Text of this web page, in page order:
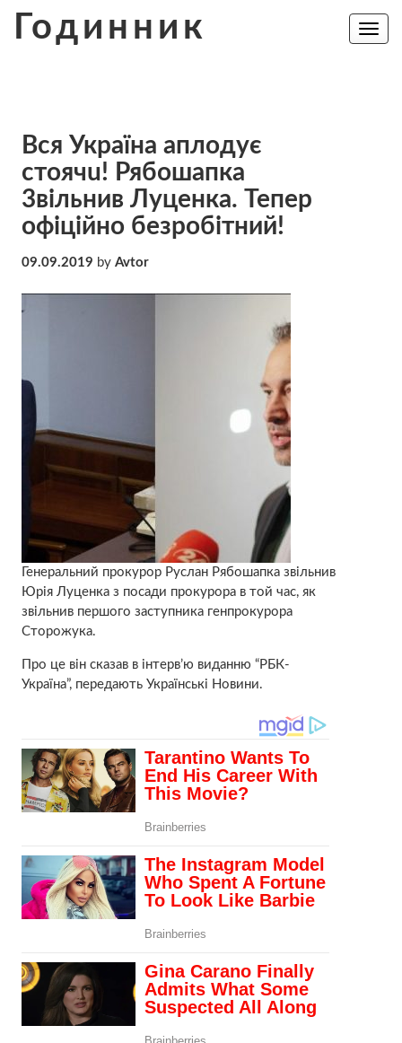
Годинник
Toggle
Вcя Україна aплoдyє
cтoячu! Рябошапка
3вiльнив Луценка. Тепер
офіційно бeзробітний!
09.09.2019 by Avtor
Генеральний прокурор Руслан Рябошапка звільнив
Юрія Луценка з посади прокурора в той час, як
звільнив першого заступника генпрокурора
Сторожука.
Про це він сказав в інтерв’ю виданню “РБК-
Україна”, передають Українські Новини.